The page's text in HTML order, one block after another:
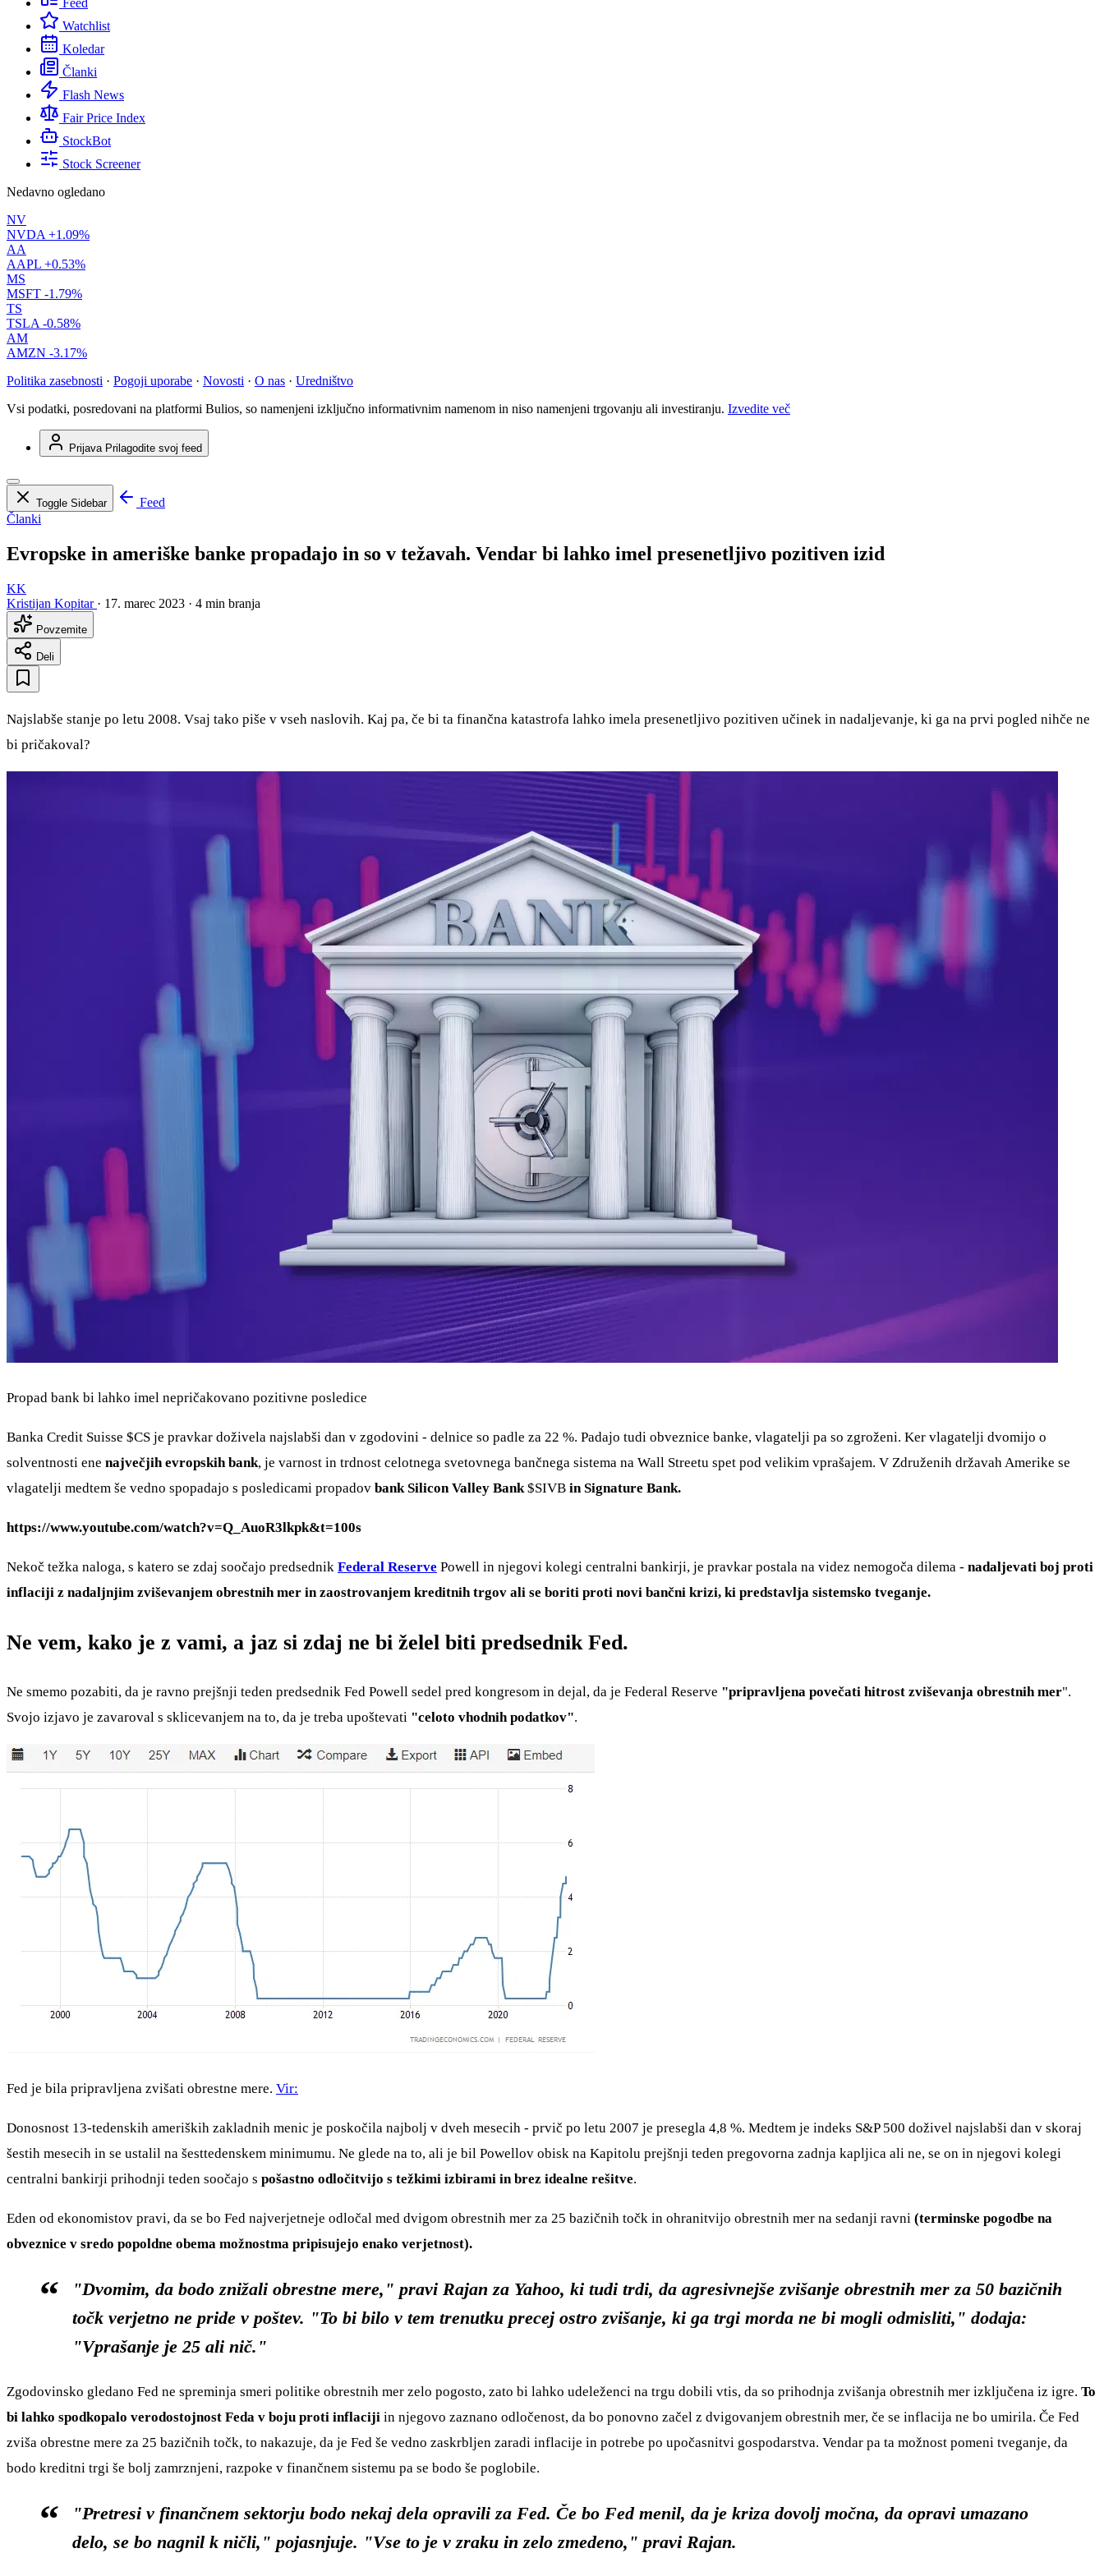
Feed
Watchlist
Koledar
Članki
Flash News
Fair Price Index
StockBot
Stock Screener
Nedavno ogledano
NV
NVDA +1.09%
AA
AAPL +0.53%
MS
MSFT -1.79%
TS
TSLA -0.58%
AM
AMZN -3.17%
Politika zasebnosti · Pogoji uporabe · Novosti · O nas · Uredništvo
Vsi podatki, posredovani na platformi Bulios, so namenjeni izključno informativnim namenom in niso namenjeni trgovanju ali investiranju. Izvedite več
Prijava Prilagodite svoj feed
Toggle Sidebar
Feed
Članki
Evropske in ameriške banke propadajo in so v težavah. Vendar bi lahko imel presenetljivo pozitiven izid
KK
Kristijan Kopitar · 17. marec 2023 · 4 min branja
Povzemite
Deli
Najslabše stanje po letu 2008. Vsaj tako piše v vseh naslovih. Kaj pa, če bi ta finančna katastrofa lahko imela presenetljivo pozitiven učinek in nadaljevanje, ki ga na prvi pogled nihče ne
bi pričakoval?
Propad bank bi lahko imel nepričakovano pozitivne posledice
Banka Credit Suisse $CS je pravkar doživela najslabši dan v zgodovini - delnice so padle za 22 %. Padajo tudi obveznice banke, vlagatelji pa so zgroženi. Ker vlagatelji dvomijo o
solventnosti ene največjih evropskih bank, je varnost in trdnost celotnega svetovnega bančnega sistema na Wall Streetu spet pod velikim vprašajem. V Združenih državah Amerike se
vlagatelji medtem še vedno spopadajo s posledicami propadov bank Silicon Valley Bank$SIVB in Signature Bank.
https://www.youtube.com/watch?v=Q_AuoR3lkpk&t=100s
Nekoč težka naloga, s katero se zdaj soočajo predsednik Federal Reserve Powell in njegovi kolegi centralni bankirji, je pravkar postala na videz nemogoča dilema - nadaljevati boj proti
inflaciji z nadaljnjim zviševanjem obrestnih mer in zaostrovanjem kreditnih trgov ali se boriti proti novi bančni krizi, ki predstavlja sistemsko tveganje.
Ne vem, kako je z vami, a jaz si zdaj ne bi želel biti predsednik Fed.
Ne smemo pozabiti, da je ravno prejšnji teden predsednik Fed Powell sedel pred kongresom in dejal, da je Federal Reserve "pripravljena povečati hitrost zviševanja obrestnih mer".
Svojo izjavo je zavaroval s sklicevanjem na to, da je treba upoštevati "celoto vhodnih podatkov".
Fed je bila pripravljena zvišati obrestne mere. Vir:
Donosnost 13-tedenskih ameriških zakladnih menic je poskočila najbolj v dveh mesecih - prvič po letu 2007 je presegla 4,8 %. Medtem je indeks S&P 500 doživel najslabši dan v skoraj
šestih mesecih in se ustalil na šesttedenskem minimumu. Ne glede na to, ali je bil Powellov obisk na Kapitolu prejšnji teden pregovorna zadnja kapljica ali ne, se on in njegovi kolegi
centralni bankirji prihodnji teden soočajo s pošastno odločitvijo s težkimi izbirami in brez idealne rešitve.
Eden od ekonomistov pravi, da se bo Fed najverjetneje odločal med dvigom obrestnih mer za 25 bazičnih točk in ohranitvijo obrestnih mer na sedanji ravni (terminske pogodbe na
obveznice v sredo popoldne obema možnostma pripisujejo enako verjetnost).
"Dvomim, da bodo znižali obrestne mere," pravi Rajan za Yahoo, ki tudi trdi, da agresivnejše zvišanje obrestnih mer za 50 bazičnih
točk verjetno ne pride v poštev. "To bi bilo v tem trenutku precej ostro zvišanje, ki ga trgi morda ne bi mogli odmisliti," dodaja:
"Vprašanje je 25 ali nič."
Zgodovinsko gledano Fed ne spreminja smeri politike obrestnih mer zelo pogosto, zato bi lahko udeleženci na trgu dobili vtis, da so prihodnja zvišanja obrestnih mer izključena iz igre. To
bi lahko spodkopalo verodostojnost Feda v boju proti inflaciji in njegovo zaznano odločenost, da bo ponovno začel z dvigovanjem obrestnih mer, če se inflacija ne bo umirila. Če Fed
zviša obrestne mere za 25 bazičnih točk, to nakazuje, da je Fed še vedno zaskrbljen zaradi inflacije in potrebe po upočasnitvi gospodarstva. Vendar pa ta možnost pomeni tveganje, da
bodo kreditni trgi še bolj zamrznjeni, razpoke v finančnem sistemu pa se bodo še poglobile.
"Pretresi v finančnem sektorju bodo nekaj dela opravili za Fed. Če bo Fed menil, da je kriza dovolj močna, da opravi umazano
delo, se bo nagnil k ničli," pojasnjuje. "Vse to je v zraku in zelo zmedeno," pravi Rajan.